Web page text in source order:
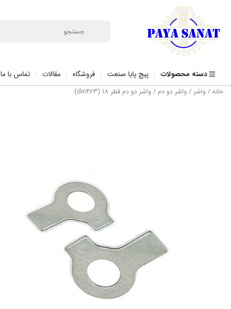
دسته محصولات پیچ پایا صنعت فروشگاه مقالات تماس با ما
خانه/واشر /واشر دو دم / واشر دو دم قطر 18 (din463)